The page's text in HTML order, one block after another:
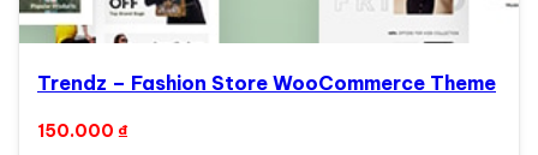
Trendz – Fashion Store WooCommerce Theme
150.000 ₫